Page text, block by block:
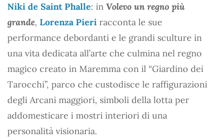
Niki de Saint Phalle: in Volevo un regno più
grande, Lorenza Pieri racconta le sue
performance debordanti e le grandi sculture in
una vita dedicata all’arte che culmina nel regno
magico creato in Maremma con il “Giardino dei
Tarocchi”, parco che custodisce le raffigurazioni
degli Arcani maggiori, simboli della lotta per
addomesticare i mostri interiori di una
personalità visionaria.